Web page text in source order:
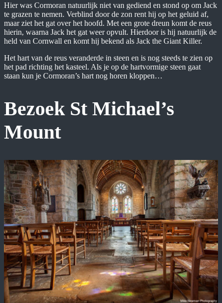
Hier was Cormoran natuurlijk niet van gediend en stond op om Jack
te grazen te nemen. Verblind door de zon rent hij op het geluid af,
maar ziet het gat over het hoofd. Met een grote dreun komt de reus
hierin, waarna Jack het gat weer opvult. Hierdoor is hij natuurlijk de
held van Cornwall en komt hij bekend als Jack the Giant Killer.
Het hart van de reus veranderde in steen en is nog steeds te zien op
het pad richting het kasteel. Als je op de hartvormige steen gaat
staan kun je Cormoran’s hart nog horen kloppen…
Bezoek St Michael’s
Mount